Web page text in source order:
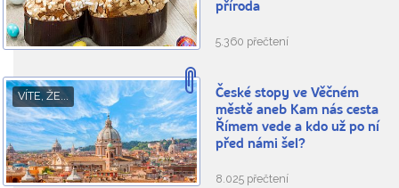
příroda
5.360 přečtení
VÍTE, ŽE...
České stopy ve Věčném
městě aneb Kam nás cesta
Římem vede a kdo už po ní
před námi šel?
8.025 přečtení